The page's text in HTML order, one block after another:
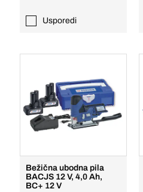
Usporedi
Bežična ubodna pila
BACJS 12 V, 4,0 Ah,
BC+ 12 V